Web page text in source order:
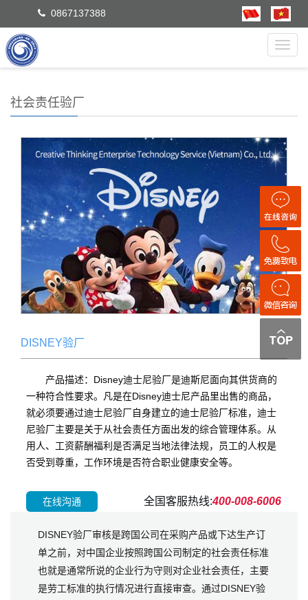
0867137388
社会责任验厂
DISNEY验厂
产品描述：Disney迪士尼验厂是迪斯尼面向其供货商的
一种符合性要求。凡是在Disney迪士尼产品里出售的商品，
就必须要通过迪士尼验厂自身建立的迪士尼验厂标准，迪士
尼验厂主要是关于从社会责任方面出发的综合管理体系。从
用人、工资薪酬福利是否满足当地法律法规，员工的人权是
否受到尊重，工作环境是否符合职业健康安全等。
在线沟通 全国客服热线:400-008-6006
DISNEY验厂审核是跨国公司在采购产品或下达生产订
单之前，对中国企业按照跨国公司制定的社会责任标准
也就是通常所说的企业行为守则对企业社会责任，主要
是劳工标准的执行情况进行直接审查。通过DISNEY验